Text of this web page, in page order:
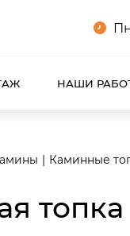
follow"/>
НАШИ
Каминные